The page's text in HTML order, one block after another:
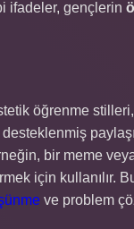
ifadeler, gençlerin
öğrenme
bir meme
için kullanılır.
ve problem